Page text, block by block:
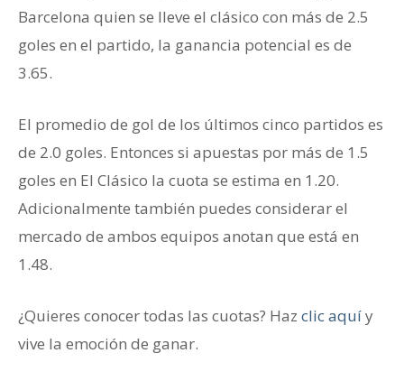
Barcelona quien se lleve el clásico con más de 2.5
goles en el partido, la ganancia potencial es de
3.65.
El promedio de gol de los últimos cinco partidos es
de 2.0 goles. Entonces si apuestas por más de 1.5
goles en El Clásico la cuota se estima en 1.20.
Adicionalmente también puedes considerar el
mercado de ambos equipos anotan que está en
1.48.
¿Quieres conocer todas las cuotas? Haz clic aquíy
vive la emoción de ganar.